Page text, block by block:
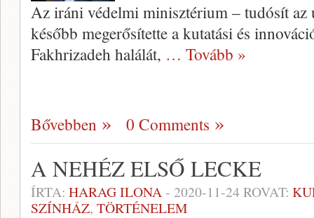
Az iráni védelmi minisztérium – tudósít
később megerősítette a kutatási és
Fakhrizadeh halálát, … Tovább »
Bővebben 0 Comments
A NEHÉZ ELSŐ LECKE
ÍRTA: HARAG ILONA- 2020-11-24ROVAT:
SZÍNHÁZ, TÖRTÉNELEM